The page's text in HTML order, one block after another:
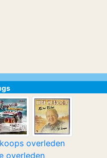
overleden
overleden